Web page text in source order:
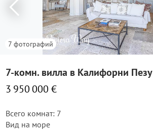
7 фотографий
7-комн. вилла в Калифорни Пезу
3 950 000 €
Всего комнат: 7
Вид на море